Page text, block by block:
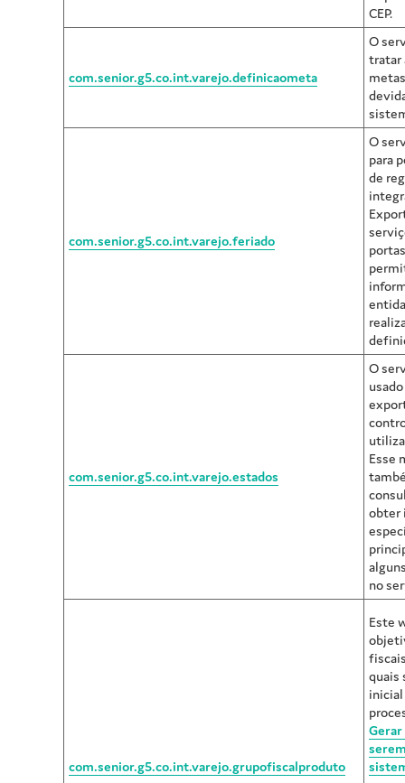
CEP.
com.senior.g5.co.int.varejo.definicaometa
O
tratar
com.senior.g5.co.int.varejo.feriado
O
para
de
com.senior.g5.co.int.varejo.estados
O
Esse
obter
no
com.senior.g5.co.int.varejo.grupofiscalproduto
Este
quais